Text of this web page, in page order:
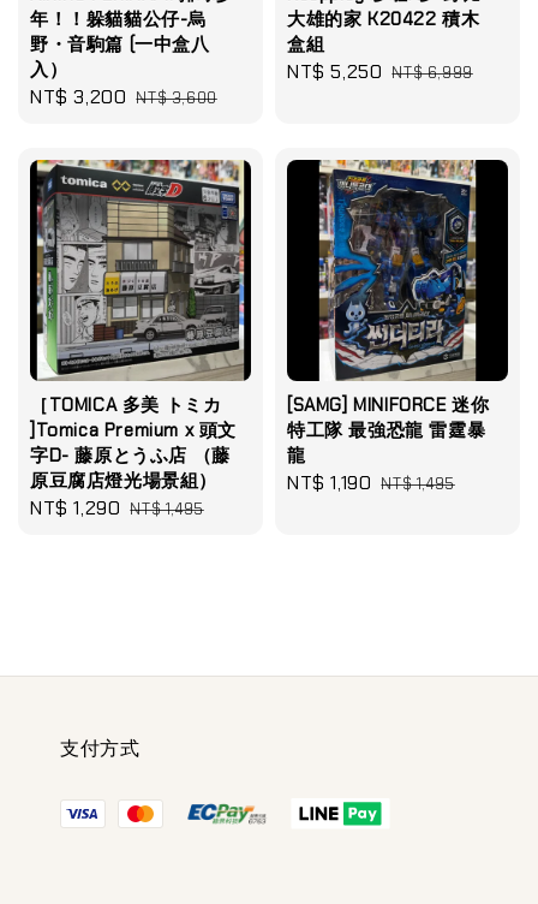
年！！躲貓貓公仔-烏
野・音駒篇 (一中盒八
入）
Sale
NT$ 3,200 Regular
NT$ 3,600
大雄的家 K20422 積木
盒組
Sale
NT$ 5,250 Regular
NT$ 6,999
［TOMICA 多美 トミカ
]Tomica Premium x 頭文
字D- 藤原とうふ店 （藤
原豆腐店燈光場景組）
Sale
NT$ 1,290 Regular
NT$ 1,495
[SAMG] MINIFORCE 迷你
特工隊 最強恐龍 雷霆暴
龍
Sale
NT$ 1,190 Regular
NT$ 1,495
支付方式